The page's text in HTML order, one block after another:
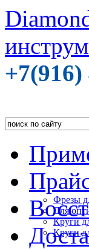
+7(916)
Фрезы
Для
Круги
Круги